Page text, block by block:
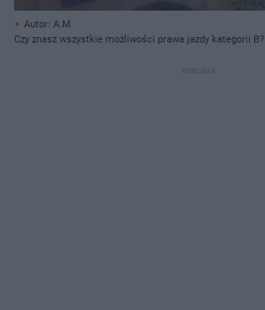
Autor: A.M
Czy znasz wszystkie możliwości prawa jazdy kategorii B?